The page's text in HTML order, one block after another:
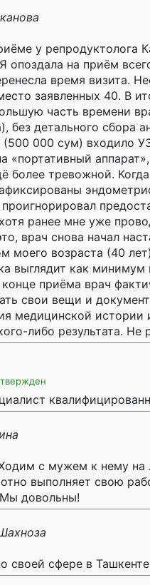
у репродуктолога
Я опоздала на приём
время визита.
заявленных 40. В
часть времени
без детального сбора
000 сум) входило
«портативный
более тревожной.
проигнорировал
ранее мне уже
врач снова начал
моего возраста (40
выглядит как
приёма врач
свои вещи и
медицинской истории
либо результата. Не
с мужем к нему
выполняет свою
довольны!
своей сфере в